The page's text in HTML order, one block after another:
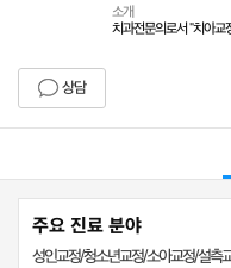
소개
치과전문의로서 "치아교
상담
주요 진료 분야
성인교정/청소년교정/소아교정/설측